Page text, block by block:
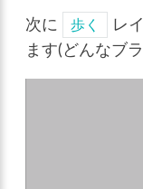
次に 歩く
レ
ます(どんなブ